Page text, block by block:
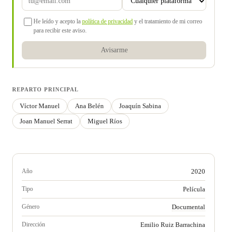
He leído y acepto la política de privacidad y el tratamiento de mi correo
para recibir este aviso.
Avisarme
REPARTO PRINCIPAL
Víctor Manuel Ana Belén
Joaquín Sabina
Joan Manuel Serrat
Miguel Ríos
Año 2020
Tipo Película
Género Documental
Dirección Emilio Ruiz Barrachina